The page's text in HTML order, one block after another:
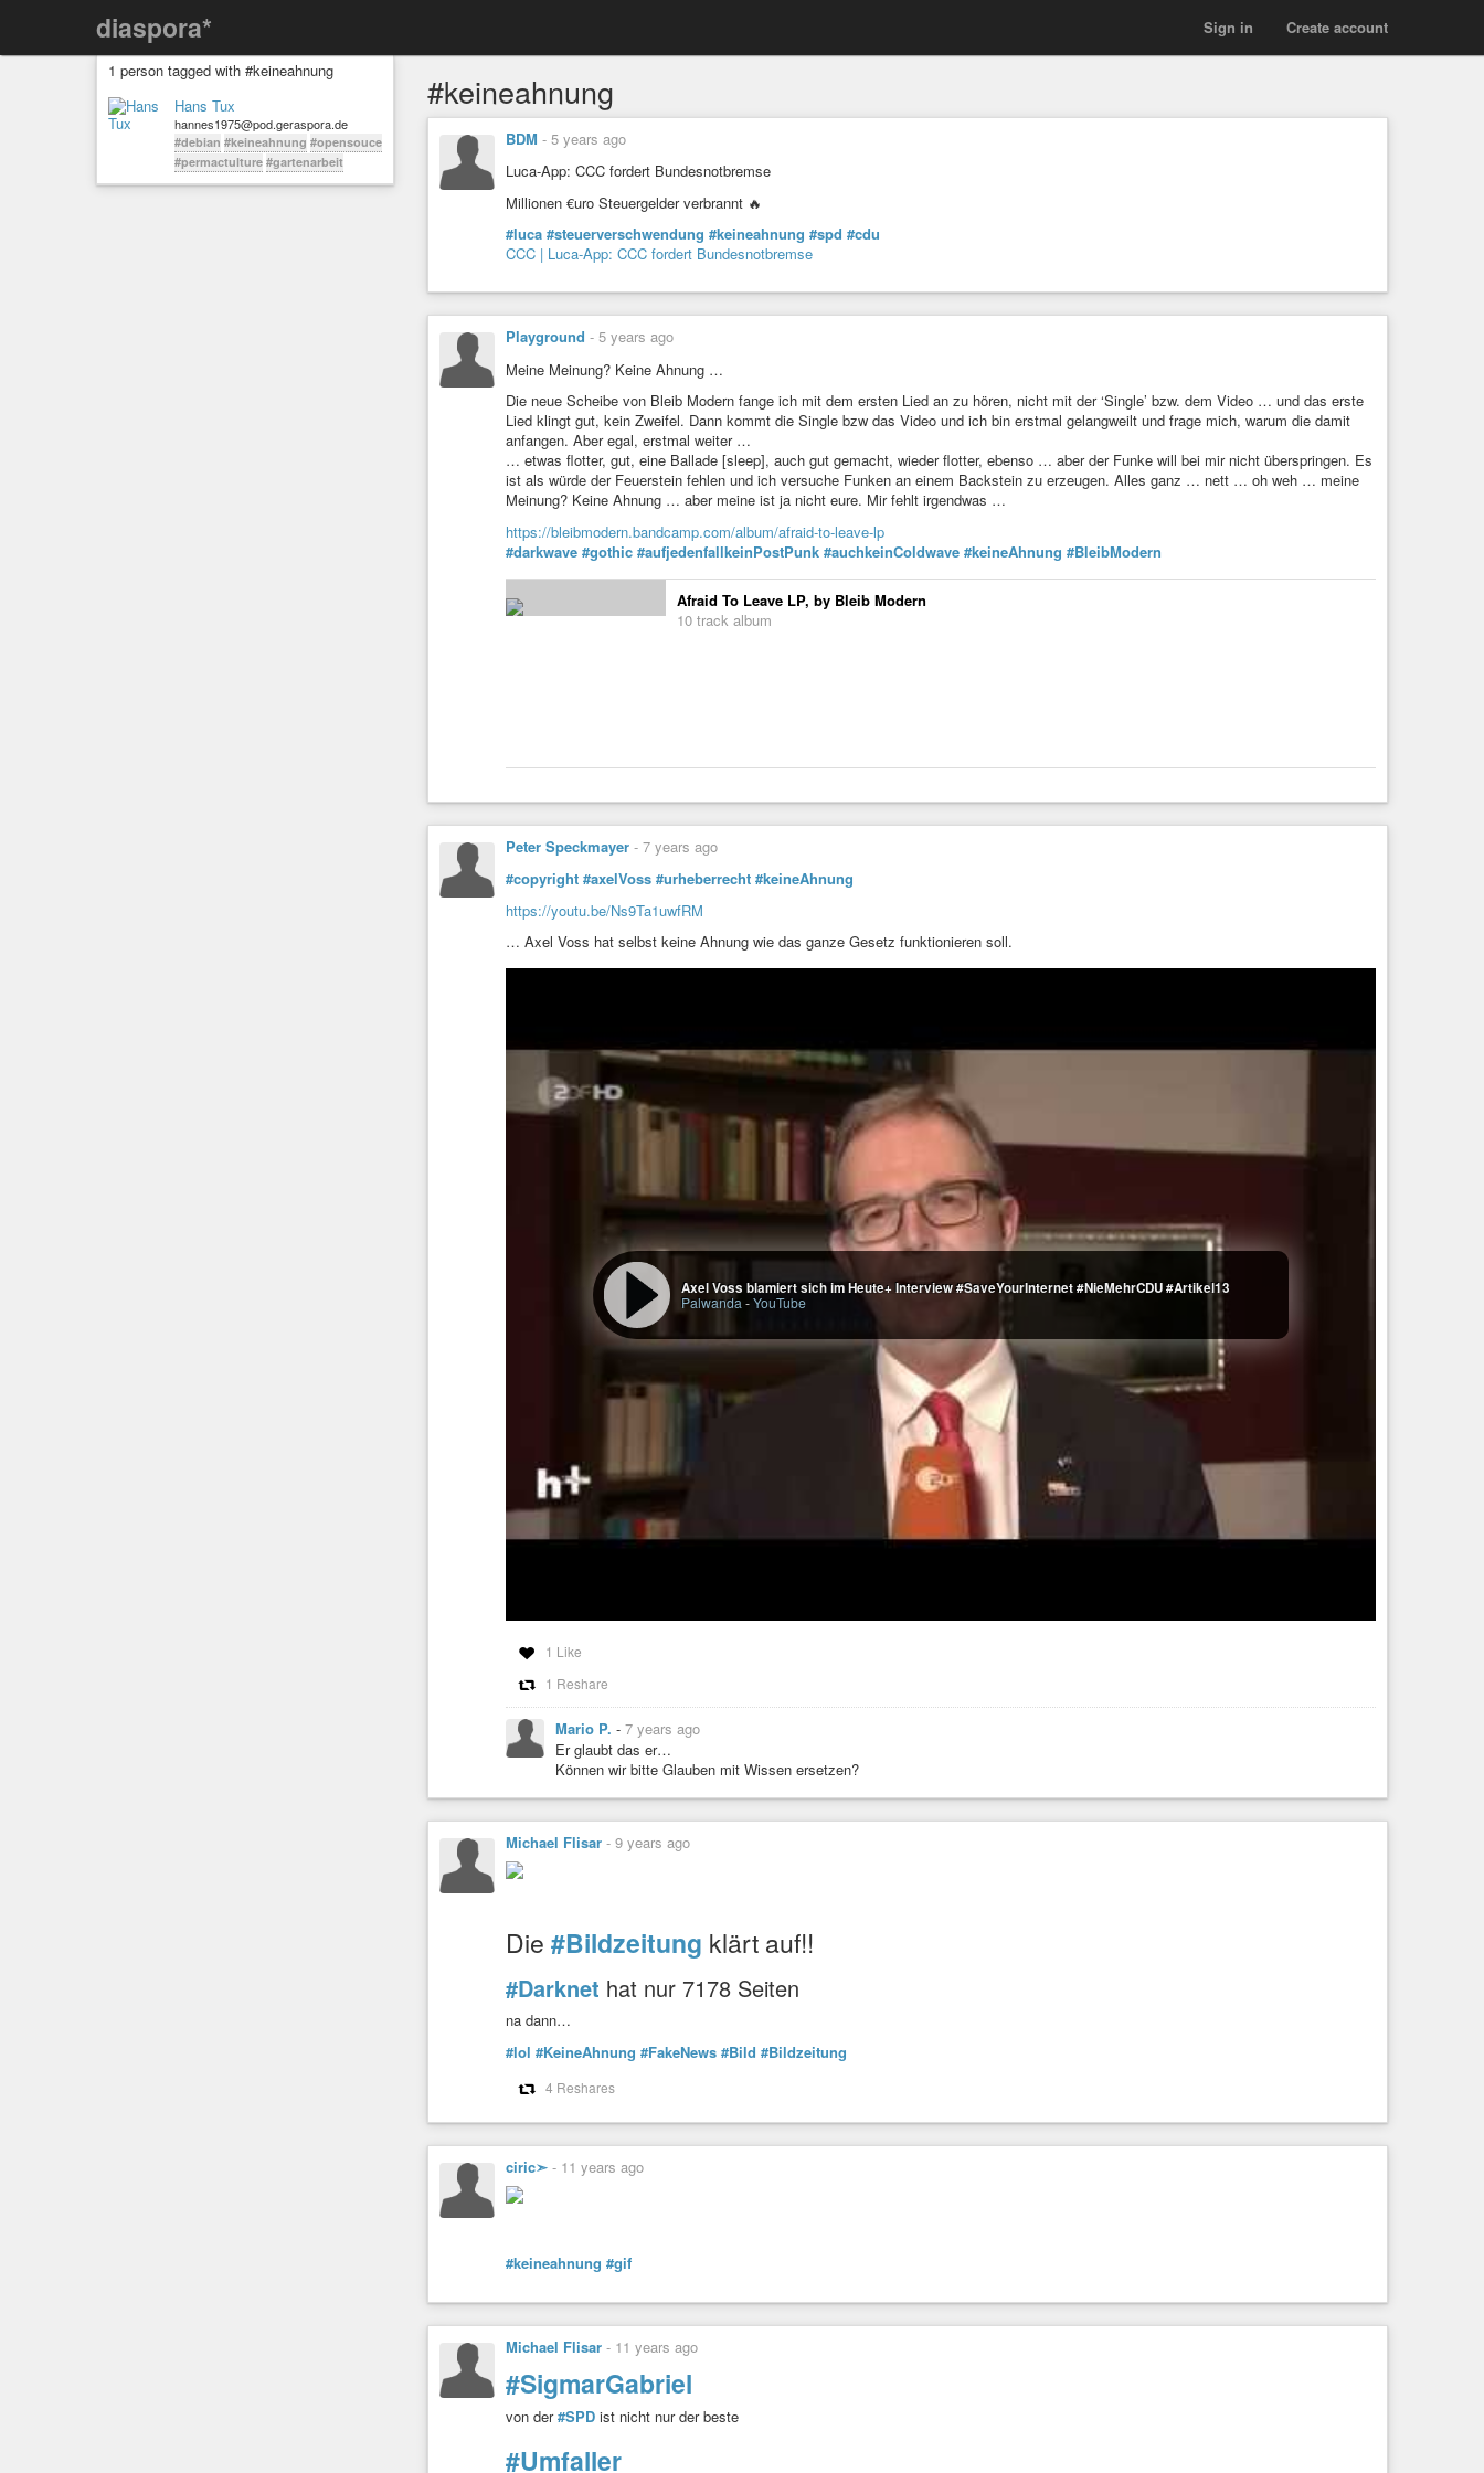
diaspora* Create account
Sign in
1 person tagged with #keineahnung
Hans Tux
hannes1975@pod.geraspora.de
#debian #keineahnung #opensouce
#permactulture #gartenarbeit
#keineahnung
BDM - 5 years ago
Luca-App: CCC fordert Bundesnotbremse
Millionen €uro Steuergelder verbrannt 🔥
#luca #steuerverschwendung #keineahnung #spd #cdu
CCC | Luca-App: CCC fordert Bundesnotbremse
Playground - 5 years ago
Meine Meinung? Keine Ahnung …
Die neue Scheibe von Bleib Modern fange ich mit dem ersten Lied an zu hören, nicht mit der ‘Single’ bzw. dem Video … und das erste
Lied klingt gut, kein Zweifel. Dann kommt die Single bzw das Video und ich bin erstmal gelangweilt und frage mich, warum die damit
anfangen. Aber egal, erstmal weiter …
… etwas flotter, gut, eine Ballade [sleep], auch gut gemacht, wieder flotter, ebenso … aber der Funke will bei mir nicht überspringen. Es
ist als würde der Feuerstein fehlen und ich versuche Funken an einem Backstein zu erzeugen. Alles ganz … nett … oh weh … meine
Meinung? Keine Ahnung … aber meine ist ja nicht eure. Mir fehlt irgendwas …
https://bleibmodern.bandcamp.com/album/afraid-to-leave-lp
#darkwave #gothic #aufjedenfallkeinPostPunk #auchkeinColdwave #keineAhnung #BleibModern
Afraid To Leave LP, by Bleib Modern
10 track album
Peter Speckmayer - 7 years ago
#copyright #axelVoss #urheberrecht #keineAhnung
https://youtu.be/Ns9Ta1uwfRM
… Axel Voss hat selbst keine Ahnung wie das ganze Gesetz funktionieren soll.
Axel Voss blamiert sich im Heute+ Interview #SaveYourInternet #NieMehrCDU #Artikel13
Palwanda -YouTube
1 Like
1 Reshare
Mario P. - 7 years ago
Er glaubt das er…
Können wir bitte Glauben mit Wissen ersetzen?
Michael Flisar - 9 years ago
Die #Bildzeitung klärt auf!!
#Darknet hat nur 7178 Seiten
na dann…
#lol #KeineAhnung #FakeNews #Bild #Bildzeitung
4 Reshares
ciric➣ - 11 years ago
#keineahnung #gif
Michael Flisar - 11 years ago
#SigmarGabriel
von der#SPD ist nicht nur der beste
#Umfaller